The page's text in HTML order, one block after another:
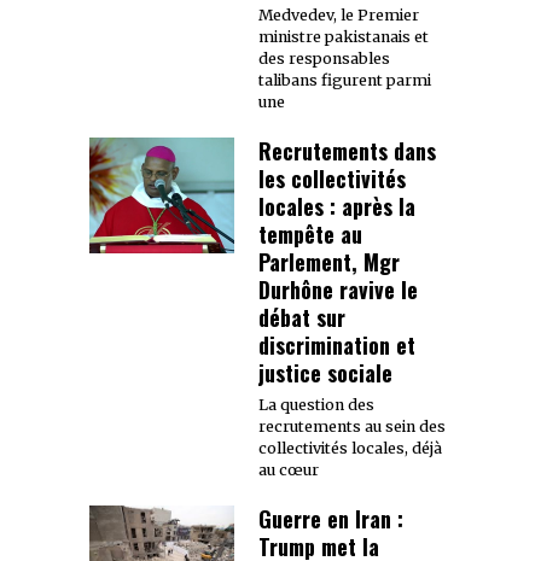
Medvedev, le Premier
ministre pakistanais et
des responsables
talibans figurent parmi
une
Recrutements dans
les collectivités
locales : après la
tempête au
Parlement, Mgr
Durhône ravive le
débat sur
discrimination et
justice sociale
La question des
recrutements au sein des
collectivités locales, déjà
au cœur
Guerre en Iran :
Trump met la